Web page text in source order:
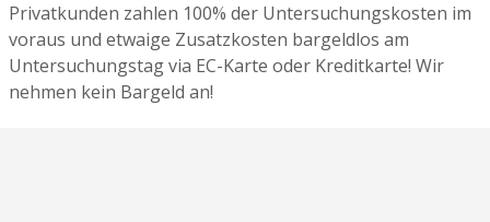
Privatkunden zahlen 100% der Untersuchungskosten im
voraus und etwaige Zusatzkosten bargeldlos am
Untersuchungstag via EC-Karte oder Kreditkarte! Wir
nehmen kein Bargeld an!